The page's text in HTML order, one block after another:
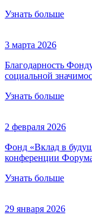
Узнать больше
3 марта 2026
Благодарность
социальной
Узнать больше
2 февраля 2026
Фонд «Вклад в
конференции
Узнать больше
29 января 2026